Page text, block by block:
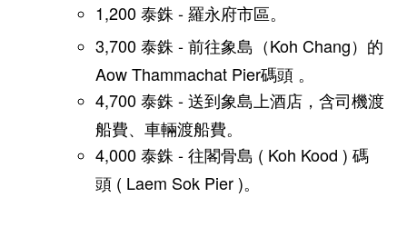
1,200 泰銖 - 羅永府市區。
3,700 泰銖 - 前往象島（Koh Chang）的
Aow Thammachat Pier碼頭 。
4,700 泰銖 - 送到象島上酒店，含司機渡
船費、車輛渡船費。
4,000 泰銖 - 往閣骨島 ( Koh Kood ) 碼
頭 ( Laem Sok Pier )。